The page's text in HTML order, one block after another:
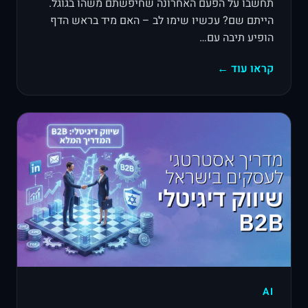
הייתם שם? עכשיו שימו לב – האם מיד בראש הדף
הופיע תיבה עם…
קראו עוד ←
AI